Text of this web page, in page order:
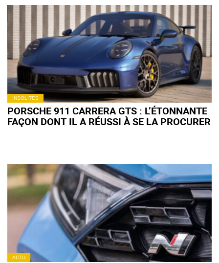
INSOLITES
PORSCHE 911 CARRERA GTS : L’ÉTONNANTE
FAÇON DONT IL A RÉUSSI À SE LA PROCURER
ACTU